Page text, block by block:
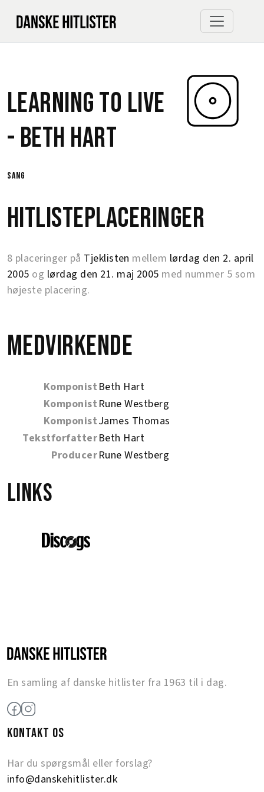
Learning To Live
- Beth Hart
sang
Hitlisteplaceringer
8 placeringer på Tjeklisten mellem lørdag den 2. april
2005 og lørdag den 21. maj 2005 med nummer 5 som
højeste placering.
Medvirkende
Komponist Beth Hart
Komponist Rune Westberg
KomponistJames Thomas
TekstforfatterBeth Hart
ProducerRune Westberg
Links
En samling af danske hitlister fra 1963 til i dag.
KONTAKT OS
Har du spørgsmål eller forslag?
info@danskehitlister.dk